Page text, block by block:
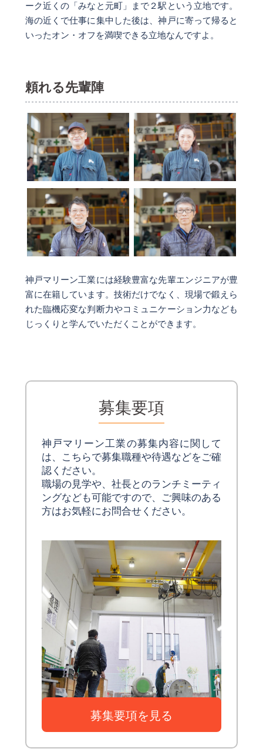
ーク近くの「みなと元町」まで２駅という立地です。
海の近くで仕事に集中した後は、神戸に寄って帰ると
いったオン・オフを満喫できる立地なんですよ。
頼れる先輩陣
神戸マリーン工業には経験豊富な先輩エンジニアが豊
富に在籍しています。技術だけでなく、現場で鍛えら
れた臨機応変な判断力やコミュニケーション力なども
じっくりと学んでいただくことができます。
募集要項
神戸マリーン工業の募集内容に関して
は、こちらで募集職種や待遇などをご確
認ください。
職場の見学や、社長とのランチミーティ
ングなども可能ですので、ご興味のある
方はお気軽にお問合せください。
募集要項を見る